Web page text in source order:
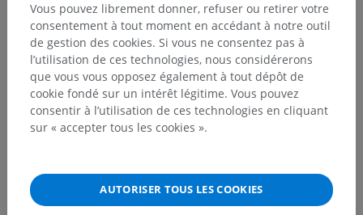
Vous pouvez librement donner, refuser ou retirer votre
consentement à tout moment en accédant à notre outil
de gestion des cookies. Si vous ne consentez pas à
l’utilisation de ces technologies, nous considérerons
que vous vous opposez également à tout dépôt de
cookie fondé sur un intérêt légitime. Vous pouvez
consentir à l’utilisation de ces technologies en cliquant
sur « accepter tous les cookies ».
AUTORISER TOUS LES COOKIES